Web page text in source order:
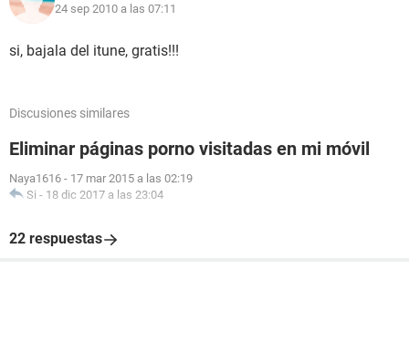
24 sep 2010 a las 07:11
si, bajala del itune, gratis!!!
Discusiones similares
Eliminar páginas porno visitadas en mi móvil
Naya1616 - 17 mar 2015 a las 02:19
Si - 18 dic 2017 a las 23:04
22 respuestas